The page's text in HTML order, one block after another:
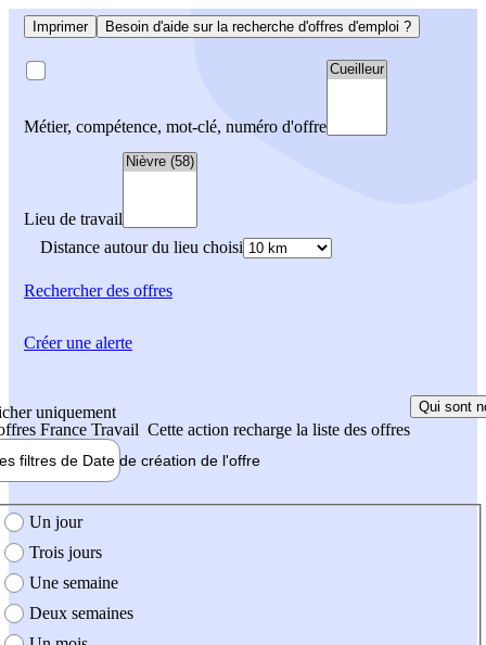
Imprimer Besoin d'aide sur la recherche d'offres d'emploi ?
Métier, compétence, mot-clé, numéro d'offre
Lieu de travail
Distance autour du lieu choisi
Rechercherdes offres
uniquement
France Travail Cette action recharge la liste des offres
Qui sont
filtres de Date de création de l'offre
création de l'offre
Un jour
Trois jours
Une semaine
Deux semaines
Créer une alerte